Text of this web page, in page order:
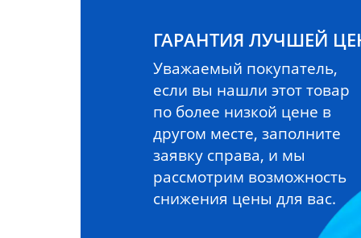
ГАРАНТИЯ ЛУЧШЕЙ
Уважаемый покупатель,
если вы нашли этот товар
по более низкой цене в
другом месте, заполните
заявку справа, и мы
рассмотрим возможность
снижения цены для вас.